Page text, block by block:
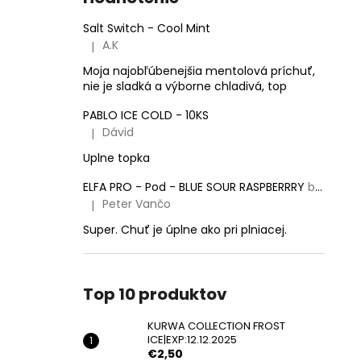
Salt Switch - Cool Mint
Hodnotenie produktu je 5 z 5 hviezdičiek.
| A.K
Moja najobľúbenejšia mentolová príchuť,
nie je sladká a výborne chladivá, top
PABLO ICE COLD - 10KS
Hodnotenie produktu je 5 z 5 hviezdičiek.
| Dávid
Uplne topka
ELFA PRO - Pod - BLUE SOUR RASPBERRRY balenie obsahuje 2 pody!
Hodnotenie produktu je 5 z 5 hviezdičiek.
| Peter Vančo
Super. Chuť je úplne ako pri plniacej.
Top 10 produktov
KURWA COLLECTION FROST
ICE|EXP:12.12.2025
€2,50
KURWA COLLECTION FROST
€2,50
Pôvodne: